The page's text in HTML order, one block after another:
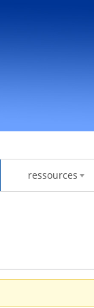
ressources